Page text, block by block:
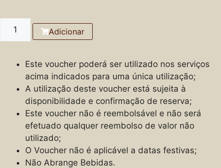
Adicionar
Este voucher poderá ser utilizado nos serviços
acima indicados para uma única utilização;
A utilização deste voucher está sujeita à
disponibilidade e confirmação de reserva;
Este voucher não é reembolsável e não será
efetuado qualquer reembolso de valor não
utilizado;
O Voucher não é aplicável a datas festivas;
Não Abrange Bebidas.